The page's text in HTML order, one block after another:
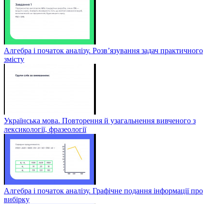
Алгебра і початок аналізу. Розв’язування задач практичного
змісту
Українська мова. Повторення й узагальнення вивченого з
лексикології, фразеології
Алгебра і початок аналізу. Графічне подання інформації про
вибірку